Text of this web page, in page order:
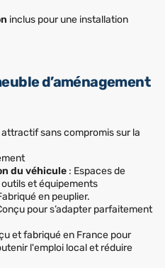
inclus pour une installation
d’aménagement
attractif sans compromis sur la
du véhicule : Espaces de
et équipements
en peuplier.
pour s’adapter parfaitement
et fabriqué en France pour
l'emploi local et réduire